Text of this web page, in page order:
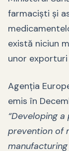
farmaciști și
există niciun
unor
Agenția
emis în
“Developing
prevention of